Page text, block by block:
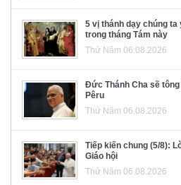
5 vị thánh dạy chúng ta
trong tháng Tám này
Thứ Năm 06.08.2026
Đức Thánh Cha sẽ
Pêru
Thứ Năm 06.08.2026
Tiếp kiến chung (5/8):
Giáo hội
Thứ Năm 06.08.2026